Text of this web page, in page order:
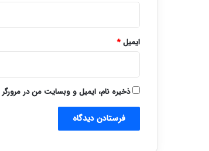
ایمیل*
ذخیره نام، ایمیل و وبسایت من در